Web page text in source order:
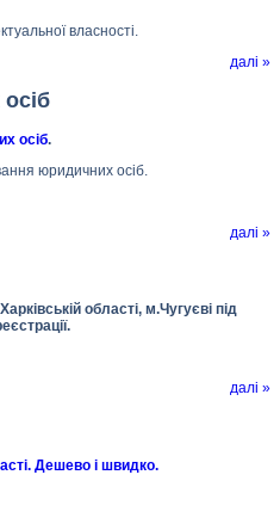
власності.
далі »
осіб.
юридичних осіб.
далі »
області, м.Чугуєві під
далі »
Дешево і швидко.